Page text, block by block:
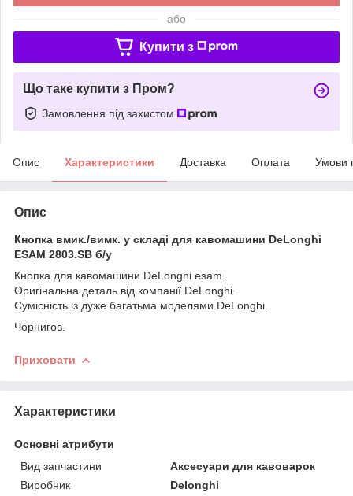
або
Купити з
Що таке купити з Пром?
Замовлення під захистом
Опис Характеристики Доставка Оплата Умови
Опис
Кнопка вмик./вимк. у складі для кавомашини DeLonghi
ESAM 2803.SB б/у
Кнопка для кавомашини DeLonghi esam.
Оригінальна деталь від компанії DeLonghi.
Сумісність із дуже багатьма моделями DeLonghi.
Чорнигов.
Приховати
Характеристики
Основні атрибути
Вид запчастини
Аксесуари для кавоварок
Виробник
Delonghi